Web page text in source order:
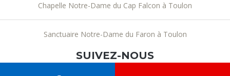
Chapelle Notre-Dame du Cap Falcon à Toulon
Sanctuaire Notre-Dame du Faron à Toulon
SUIVEZ-NOUS